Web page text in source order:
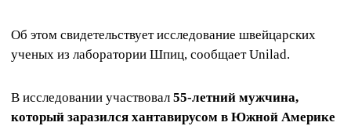
Об этом свидетельствует исследование швейцарских
ученых из лаборатории Шпиц, сообщает Unilad.
В исследовании участвовал 55-летний мужчина,
который заразился хантавирусом в Южной Америке